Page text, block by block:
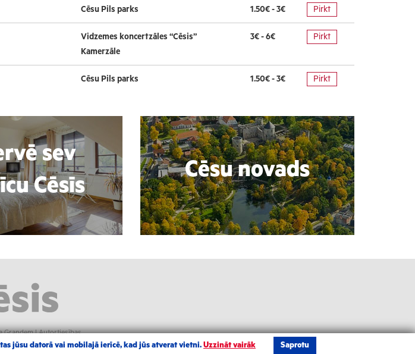
Cēsu Pils parks 1.50€ - 3€ Pirkt
Vidzemes koncertzāles “Cēsis”
Kamerzāle
3€ - 6€ Pirkt
Cēsu Pils parks 1.50€ - 3€ Pirkt
sev
Cēsīs
Cēsu novads
Grandem|Autortiesības
jūsu datorā vai mobilajā ierīcē, kad jūs atverat vietni. Uzzināt vairāk Saprotu